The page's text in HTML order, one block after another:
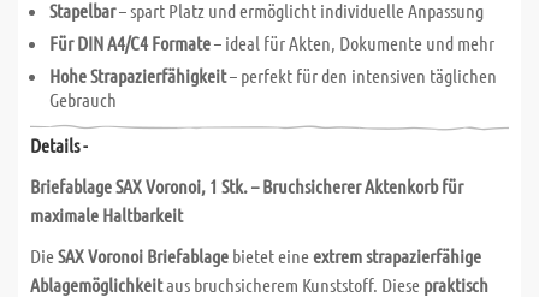
Stapelbar– spart Platz und ermöglicht individuelle Anpassung
Für DIN A4/C4 Formate– ideal für Akten, Dokumente und mehr
Hohe Strapazierfähigkeit– perfekt für den intensiven täglichen
Gebrauch
Details -
Briefablage SAX Voronoi, 1 Stk. – Bruchsicherer Aktenkorb für
maximale Haltbarkeit
DieSAX Voronoi Briefablage bietet eineextrem strapazierfähige
Ablagemöglichkeitaus bruchsicherem Kunststoff. Diese praktisch